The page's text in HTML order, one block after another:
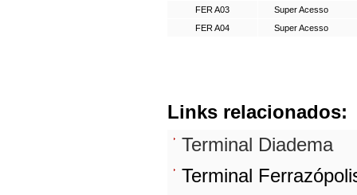
FER A03
Super Acesso
FER A04
Super Acesso
Links relacionados:
Terminal Diadema
Terminal